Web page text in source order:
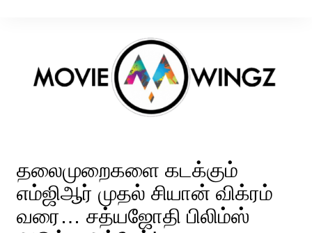
தலைமுறைகளை கடக்கும்
எம்ஜிஆர் முதல் சியான் விக்ரம்
வரை… சத்யஜோதி பிலிம்ஸ்